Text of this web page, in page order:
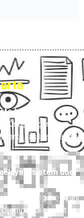
terbaru?
Kami, tergantung
serta fasilitas yang
sistem door
yang melayani